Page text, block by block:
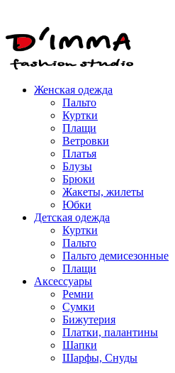
Женская одежда
Пальто
Куртки
Плащи
Ветровки
Платья
Блузы
Брюки
Жакеты, жилеты
Юбки
Детская одежда
Куртки
Пальто
Пальто демисезонные
Плащи
Аксессуары
Ремни
Сумки
Бижутерия
Платки, палантины
Шапки
Шарфы, Снуды